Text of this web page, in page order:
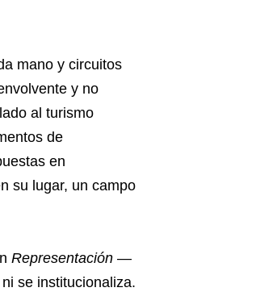
mano y circuitos
y no
al turismo
de
en
su lugar, un campo
Representación—
se institucionaliza.